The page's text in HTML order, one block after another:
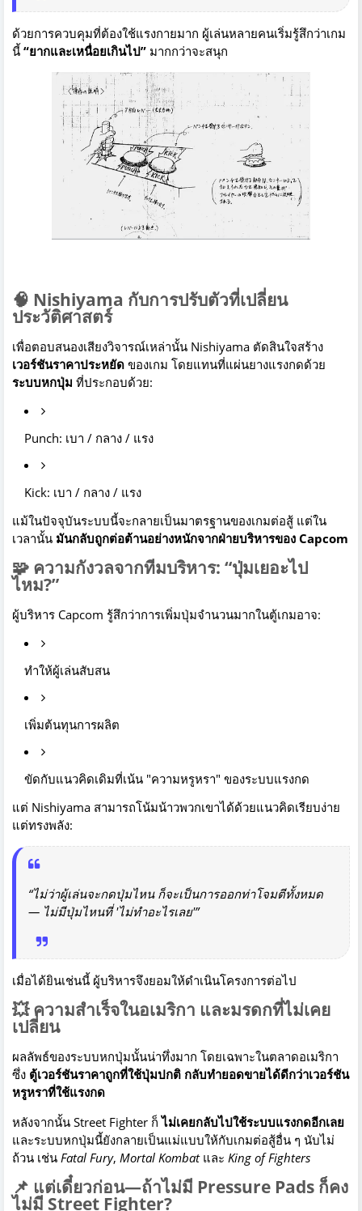
ด้วยการควบคุมที่ต้องใช้แรงกายมาก ผู้เล่นหลายคนเริ่มรู้สึกว่าเกม
นี้ “ยากและเหนื่อยเกินไป” มากกว่าจะสนุก
🧠 Nishiyama กับการปรับตัวที่เปลี่ยน
ประวัติศาสตร์
เพื่อตอบสนองเสียงวิจารณ์เหล่านั้น Nishiyama ตัดสินใจสร้าง
เวอร์ชันราคาประหยัด ของเกม โดยแทนที่แผ่นยางแรงกดด้วย
ระบบหกปุ่ม ที่ประกอบด้วย:
Punch: เบา / กลาง / แรง
Kick: เบา / กลาง / แรง
แม้ในปัจจุบันระบบนี้จะกลายเป็นมาตรฐานของเกมต่อสู้ แต่ใน
เวลานั้น มันกลับถูกต่อต้านอย่างหนักจากฝ่ายบริหารของ Capcom
🧩 ความกังวลจากทีมบริหาร: “ปุ่มเยอะไป
ไหม?”
ผู้บริหาร Capcom รู้สึกว่าการเพิ่มปุ่มจำนวนมากในตู้เกมอาจ:
ทำให้ผู้เล่นสับสน
เพิ่มต้นทุนการผลิต
ขัดกับแนวคิดเดิมที่เน้น "ความหรูหรา" ของระบบแรงกด
แต่ Nishiyama สามารถโน้มน้าวพวกเขาได้ด้วยแนวคิดเรียบง่าย
แต่ทรงพลัง:
“ไม่ว่าผู้เล่นจะกดปุ่มไหน ก็จะเป็นการออกท่าโจมตีทั้งหมด
— ไม่มีปุ่มไหนที่ 'ไม่ทำอะไรเลย'”
เมื่อได้ยินเช่นนี้ ผู้บริหารจึงยอมให้ดำเนินโครงการต่อไป
💥 ความสำเร็จในอเมริกา และมรดกที่ไม่เคย
เปลี่ยน
ผลลัพธ์ของระบบหกปุ่มนั้นน่าทึ่งมาก โดยเฉพาะในตลาดอเมริกา
ซึ่ง ตู้เวอร์ชันราคาถูกที่ใช้ปุ่มปกติ กลับทำยอดขายได้ดีกว่าเวอร์ชัน
หรูหราที่ใช้แรงกด
หลังจากนั้น Street Fighter ก็ไม่เคยกลับไปใช้ระบบแรงกดอีกเลย
และระบบหกปุ่มนี้ยังกลายเป็นแม่แบบให้กับเกมต่อสู้อื่น ๆ นับไม่
ถ้วน เช่น Fatal Fury, Mortal Kombatและ King of Fighters
📌 แต่เดี๋ยวก่อน—ถ้าไม่มี Pressure Pads ก็คง
ไม่มี Street Fighter?